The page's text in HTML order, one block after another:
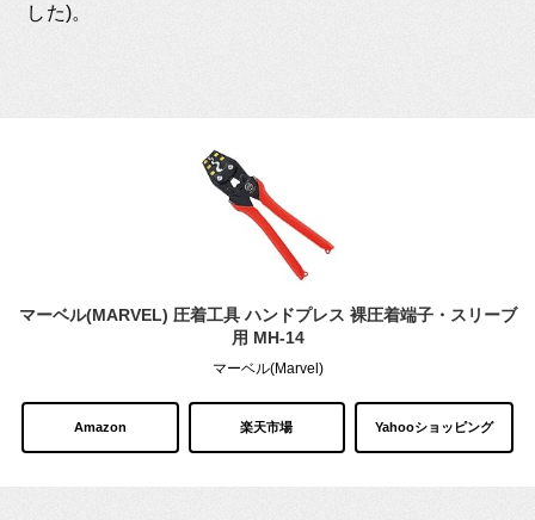
した)。
マーベル(MARVEL) 圧着工具 ハンドプレス 裸圧着端子・スリーブ
用 MH-14
マーベル(Marvel)
Amazon 楽天市場 Yahooショッピング